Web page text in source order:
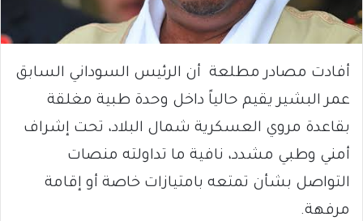
أفادت مصادر مطلعة أن الرئيس السوداني السابق
عمر البشير يقيم حالياً داخل وحدة طبية مغلقة
بقاعدة مروي العسكرية شمال البلاد، تحت إشراف
أمني وطبي مشدد، نافية ما تداولته منصات
التواصل بشأن تمتعه بامتيازات خاصة أو إقامة
مرفهة.